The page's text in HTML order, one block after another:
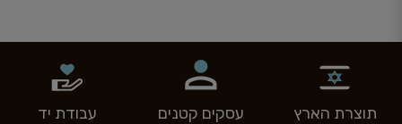
תוצרת הארץ עסקים קטנים עבודת יד